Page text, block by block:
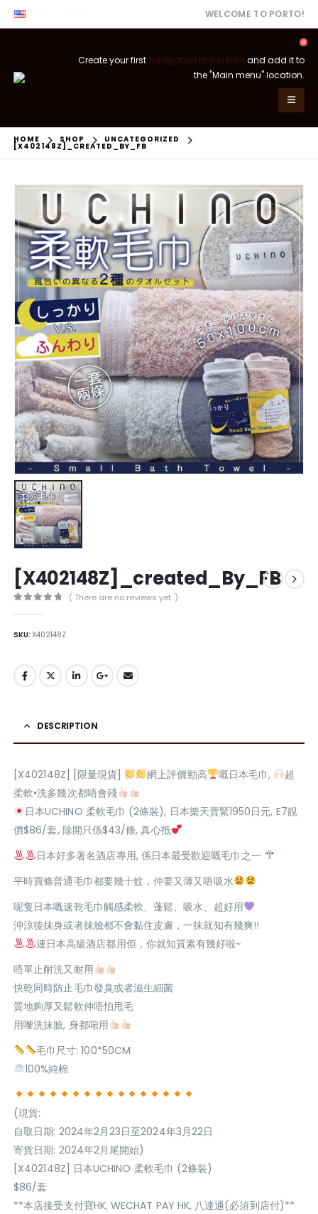
WELCOME TO PORTO!
0
Create your first navigation menu hereand add it to
the "Main menu" location.
HOME SHOP UNCATEGORIZED
[X402148Z]_CREATED_BY_FB
[X402148Z]_created_By_FB
( There are no reviews yet. )
SKU:X402148Z
DESCRIPTION
[X402148Z] [限量現貨] 網上評價勁高 嘅日本毛巾,
超
柔軟•洗多幾次都唔會殘
日本UCHINO 柔軟毛巾 (2條裝), 日本樂天賣緊1950日元, E7靚
價$86/套, 除開只係$43/條, 真心抵
日本好多著名酒店專用, 係日本最受歡迎嘅毛巾之一
平時買條普通毛巾都要幾十蚊，仲要又薄又唔吸水
呢隻日本嘅速乾毛巾觸感柔軟、蓬鬆、吸水、超好用
沖涼後抹身或者抹臉都不會黏住皮膚，一抹就知有幾爽!!
連日本高級酒店都用佢，你就知質素有幾好啦~
唔單止耐洗又耐用
快乾同時防止毛巾發臭或者滋生細菌
質地夠厚又鬆軟仲唔怕甩毛
用嚟洗抹臉, 身都啱用
毛巾尺寸: 100*50CM
100%純棉
(現貨:
自取日期: 2024年2月23日至2024年3月22日
寄貨日期: 2024年2月尾開始)
[X402148Z] 日本UCHINO 柔軟毛巾 (2條裝)
$86/套
**本店接受支付寶HK, WECHAT PAY HK, 八達通(必須到店付)**